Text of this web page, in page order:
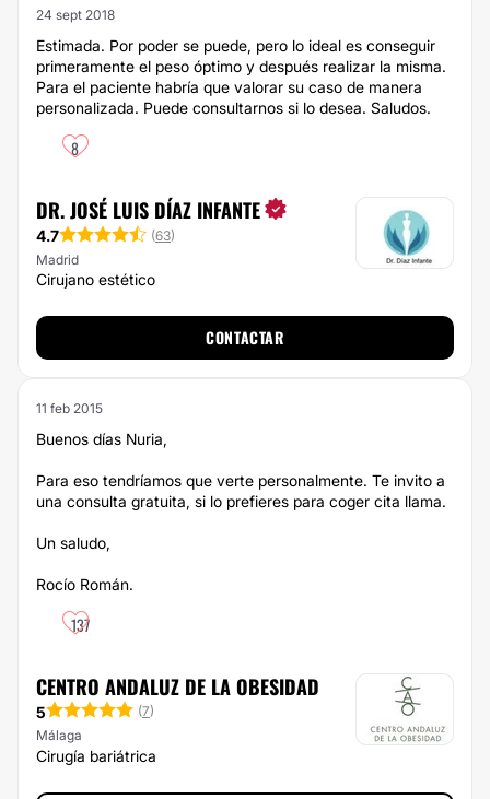
24 sept 2018
Estimada. Por poder se puede, pero lo ideal es conseguir
primeramente el peso óptimo y después realizar la misma.
Para el paciente habría que valorar su caso de manera
personalizada. Puede consultarnos si lo desea. Saludos.
8
DR. JOSÉ LUIS DÍAZ INFANTE
4.7 (63)
Madrid
Cirujano estético
CONTACTAR
11 feb 2015
Buenos días Nuria,
Para eso tendríamos que verte personalmente. Te invito a
una consulta gratuita, si lo prefieres para coger cita llama.
Un saludo,
Rocío Román.
137
CENTRO ANDALUZ DE LA OBESIDAD
5 (7)
Málaga
Cirugía bariátrica